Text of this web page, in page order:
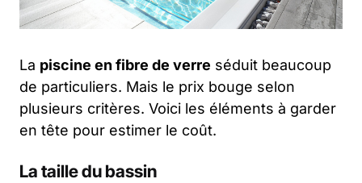
La piscine en fibre de verre séduit beaucoup
de particuliers. Mais le prix bouge selon
plusieurs critères. Voici les éléments à garder
en tête pour estimer le coût.
La taille du bassin